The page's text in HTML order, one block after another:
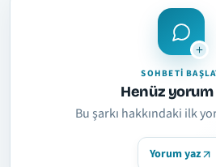
SOHBETI
Henüz
Bu şarkı hakkındaki ilk
Yorum yaz